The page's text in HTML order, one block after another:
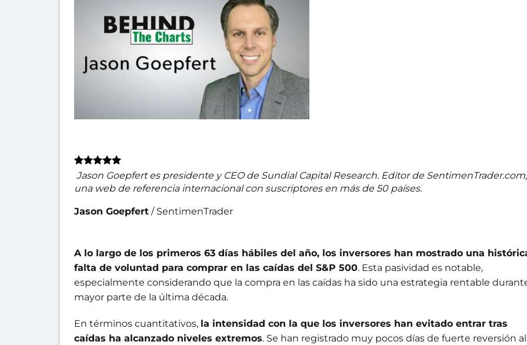
Jason Goepfert es presidente y CEO de Sundial Capital Research. Editor de SentimenTrader.com,
una web de referencia internacional con suscriptores en más de 50 países.
Jason Goepfert / SentimenTrader
A lo largo de los primeros 63 días hábiles del año, los inversores han mostrado una
falta de voluntad para comprar en las caídas del S&P 500. Esta pasividad es notable,
especialmente considerando que la compra en las caídas ha sido una estrategia rentable
mayor parte de la última década.
En términos cuantitativos, la intensidad con la que los inversores han evitado entrar tras
caídas ha alcanzado niveles extremos. Se han registrado muy pocos días de fuerte reversión al